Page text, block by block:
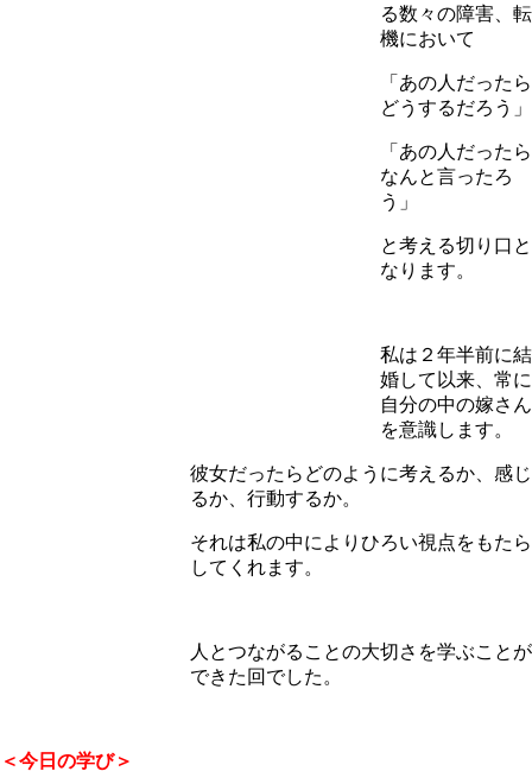
る数々の障害、転
機において
「あの人だったら
どうするだろう」
「あの人だったら
なんと言ったろ
う」
と考える切り口と
なります。
私は２年半前に結
婚して以来、常に
自分の中の嫁さん
を意識します。
彼女だったらどのように考えるか、感じ
るか、行動するか。
それは私の中によりひろい視点をもたら
してくれます。
人とつながることの大切さを学ぶことが
できた回でした。
＜今日の学び＞